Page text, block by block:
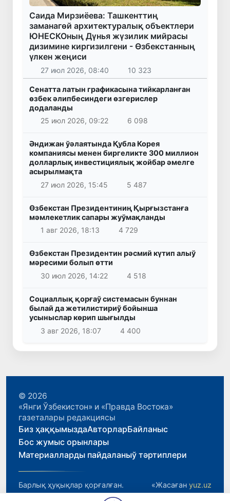
Саида Мирзиёева: Ташкенттиң
заманагөй архитектуралық объектлери
ЮНЕСКОның Дүнья жүзилик мийрасы
дизимине киргизилгени - Өзбекстанның
үлкен жеңиси
27 июл 2026, 08:40 10 323
Сенатта латын графикасына тийкарланған
өзбек әлипбесиндеги өзгерислер
додаланды
25 июл 2026, 09:22
6 098
Әндижан ўәлаятында Қубла Корея
компаниясы менен биргеликте 300 миллион
долларлық инвестициялық жойбар әмелге
асырылмақта
27 июл 2026, 15:45
5 487
Өзбекстан Президентиниң Қырғызстанға
мәмлекетлик сапары жуўмақланды
1 авг 2026, 18:13
4 729
Өзбекстан Президентин рәсмий күтип алыў
мәресими болып өтти
30 июл 2026, 14:22
4 518
Социаллық қорғаў системасын буннан
былай да жетилистириў бойынша
усыныслар көрип шығылды
3 авг 2026, 18:07
4 400
© 2026
«Янги Ўзбекистон» и «Правда Востока»
газеталары редакциясы
Биз ҳаққымыздаАвторларБайланыс
Бос жумыс орынлары
Материалларды пайдаланыў тәртиплери
Барлық ҳуқықлар қорғалған. «Жасаған yuz.uz